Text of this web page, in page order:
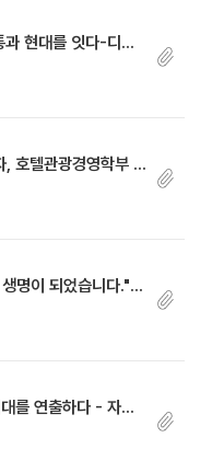
모사공(模寫工) 자격증 취득으로 전통과 현대를 잇다-디자인미술학과 불교미술전공 구본준(18학번)
2025 미쉐린 소믈리에 어워드 수상자, 호텔관광경영학부 김민준(13학번)
"간호학과에서 쌓은 경험이, 병원에서 생명이 되었습니다." - 간호학과 17학번 강우엽 동문
웹문예학과 국어국문학의 감각으로 시대를 연출하다 - 자랑스런 동국인 박건우 PD